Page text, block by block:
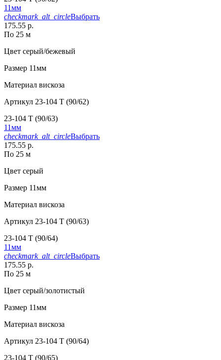
11мм
checkmark_alt_circleВыбрать
175.55 р.
По 25 м
Цвет серый/бежевый
Размер 11мм
Материал вискоза
Артикул 23-104 T (90/62)
23-104 T (90/63)
11мм
checkmark_alt_circleВыбрать
175.55 р.
По 25 м
Цвет серый
Размер 11мм
Материал вискоза
Артикул 23-104 T (90/63)
23-104 T (90/64)
11мм
checkmark_alt_circleВыбрать
175.55 р.
По 25 м
Цвет серый/золотистый
Размер 11мм
Материал вискоза
Артикул 23-104 T (90/64)
23-104 T (90/65)